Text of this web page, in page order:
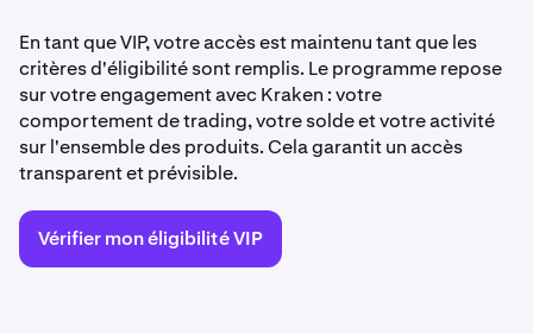
En tant que VIP, votre accès est maintenu tant que les
critères d'éligibilité sont remplis. Le programme repose
sur votre engagement avec Kraken : votre
comportement de trading, votre solde et votre activité
sur l'ensemble des produits. Cela garantit un accès
transparent et prévisible.
Vérifier mon éligibilité VIP